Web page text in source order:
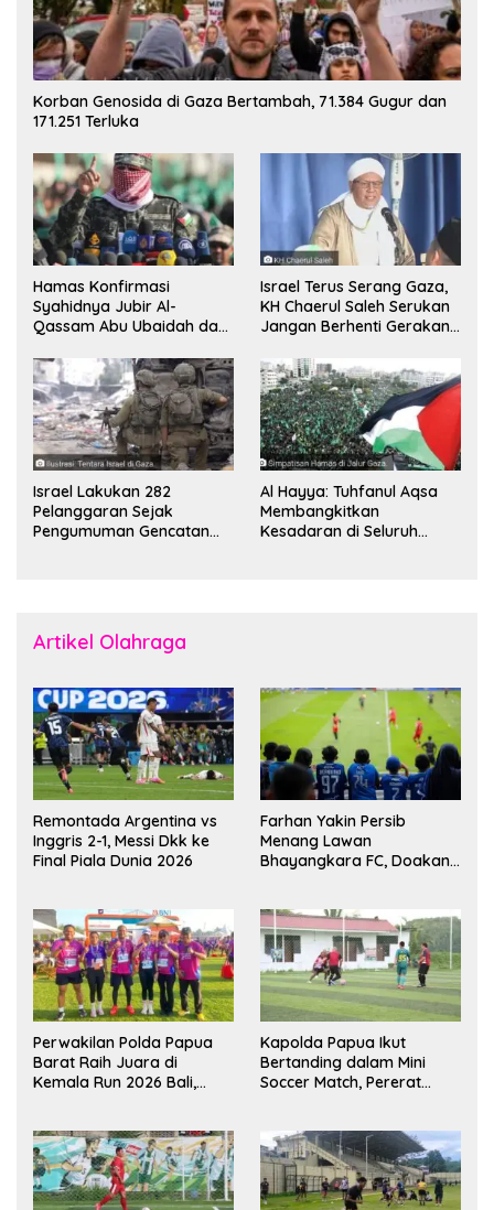
Korban Genosida di Gaza Bertambah, 71.384 Gugur dan
171.251 Terluka
Hamas Konfirmasi
Syahidnya Jubir Al-
Qassam Abu Ubaidah dan
Sinwar
Israel Terus Serang Gaza,
KH Chaerul Saleh Serukan
Jangan Berhenti Gerakan
Israel Lakukan 282
Pelanggaran Sejak
Pengumuman Gencatan
Al Hayya: Tuhfanul Aqsa
Membangkitkan
Kesadaran di Seluruh
Artikel Olahraga
Remontada Argentina vs
Inggris 2-1, Messi Dkk ke
Final Piala Dunia 2026
Farhan Yakin Persib
Menang Lawan
Bhayangkara FC, Doakan
Perwakilan Polda Papua
Barat Raih Juara di
Kemala Run 2026 Bali,
Kapolda Papua Ikut
Bertanding dalam Mini
Soccer Match, Pererat